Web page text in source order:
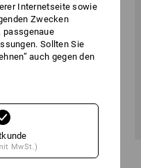
Internetseite sowie
Zwecken
passgenaue
Sollten Sie
auch gegen den
MwSt.)